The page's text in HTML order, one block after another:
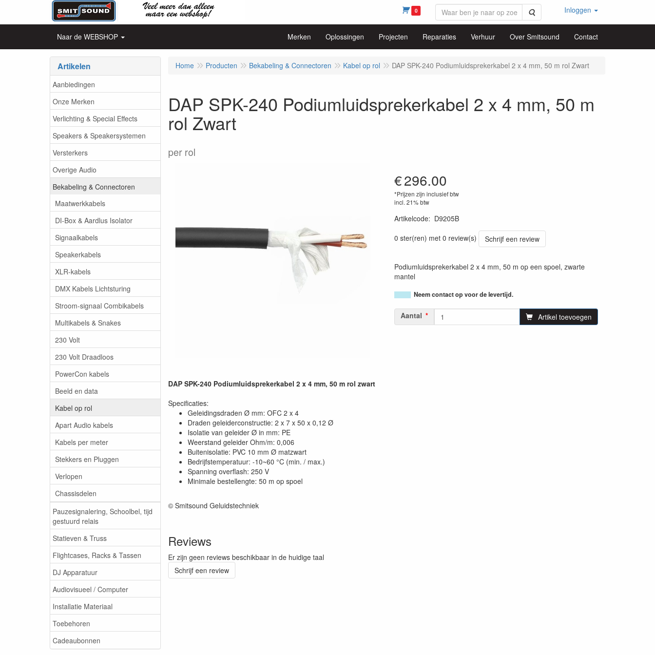
0 Zoeken Inloggen
Naar de WEBSHOP Merken Oplossingen Projecten Reparaties Verhuur Over Smitsound Contact
Artikelen
Aanbiedingen
Onze Merken
Verlichting & Special Effects
Speakers & Speakersystemen
Versterkers
Overige Audio
Bekabeling & Connectoren
Maatwerkkabels
DI-Box & Aardlus Isolator
Signaalkabels
Speakerkabels
XLR-kabels
DMX Kabels Lichtsturing
Stroom-signaal Combikabels
Multikabels & Snakes
230 Volt
230 Volt Draadloos
PowerCon kabels
Beeld en data
Kabel op rol
Apart Audio kabels
Kabels per meter
Stekkers en Pluggen
Verlopen
Chassisdelen
Pauzesignalering, Schoolbel, tijd
gestuurd relais
Statieven & Truss
Flightcases, Racks & Tassen
DJ Apparatuur
Audiovisueel / Computer
Installatie Materiaal
Toebehoren
Cadeaubonnen
Home Producten Bekabeling & Connectoren Kabel op rol DAP SPK-240 Podiumluidsprekerkabel 2 x 4 mm, 50 m rol Zwart
DAP SPK-240 Podiumluidsprekerkabel 2 x 4 mm, 50 m
rol Zwart
per rol
€296.00
*Prijzen zijn inclusief btw
incl. 21% btw
Artikelcode: D9205B
0 ster(ren) met 0 review(s)
Schrijf een review
Podiumluidsprekerkabel 2 x 4 mm, 50 m op een spoel, zwarte
mantel
Neem contact op voor de levertijd.
Aantal Artikel toevoegen
DAP SPK-240 Podiumluidsprekerkabel 2 x 4 mm, 50 m rol zwart
Specificaties:
Geleidingsdraden Ø mm: OFC 2 x 4
Draden geleiderconstructie: 2 x 7 x 50 x 0,12 Ø
Isolatie van geleider Ø in mm: PE
Weerstand geleider Ohm/m: 0,006
Buitenisolatie: PVC 10 mm Ø matzwart
Bedrijfstemperatuur: -10~60 °C (min. / max.)
Spanning overflash: 250 V
Minimale bestellengte: 50 m op spoel
© Smitsound Geluidstechniek
Reviews
Er zijn geen reviews beschikbaar in de huidige taal
Schrijf een review